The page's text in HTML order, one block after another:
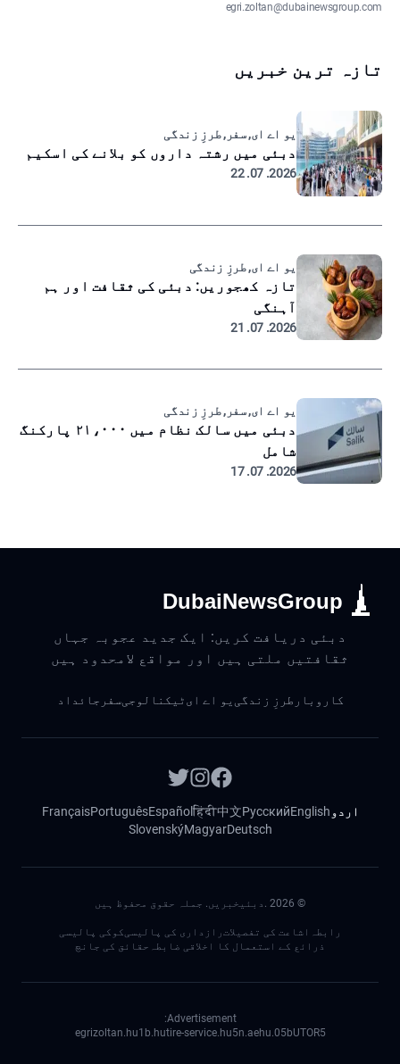
egri.zoltan@dubainewsgroup.com
تازہ ترین خبریں
یو اے ای, سفر, طرزِ زندگی
دبئی میں رشتہ داروں کو بلانے کی اسکیم
2026. 07. 22
یو اے ای, طرزِ زندگی
تازہ کھجوریں: دبئی کی ثقافت اور ہم
آہنگی
2026. 07. 21
یو اے ای, سفر, طرزِ زندگی
دبئی میں سالک نظام میں ۲۱،۰۰۰ پارکنگ
شامل
2026. 07. 17
DubaiNewsGroup
دبئی دریافت کریں: ایک جدید عجوبہ جہاں
ثقافتیں ملتی ہیں اور مواقع لامحدود ہیں
کاروبار طرزِ زندگی یو اے ایٹیکنالوجیسفر جائداد
اردو English
Русский
中文
हिंदी
Español
Português
Français
Deutsch
Magyar
Slovenský
©
2026 .دبئیخبریں. جملہ حقوق محفوظ ہیں
رابطہ اشاعت کی تفصیلاترازداری کی پالیسیکوکی پالیسی
ذرائع کے استعمال کا اخلاقی ضابطہ حقائق کی جانچ
Advertisement:
bUTOR5
05.hu
5n.ae
tire-service.hu
1b.hu
egrizoltan.hu